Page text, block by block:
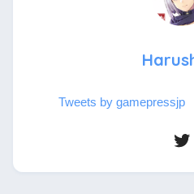
Tweets by gamepressjp